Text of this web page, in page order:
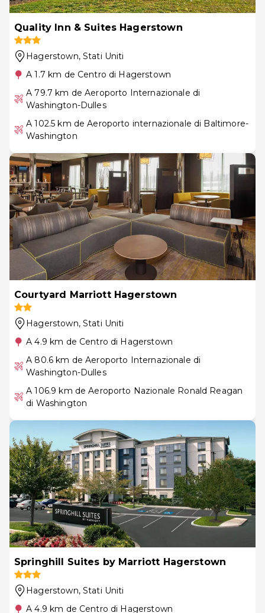
Quality Inn & Suites Hagerstown
Hagerstown, Stati Uniti
A 1.7 km de Centro di Hagerstown
A 79.7 km de Aeroporto Internazionale di
Washington-Dulles
A 102.5 km de Aeroporto internazionale di Baltimore-
Washington
Courtyard Marriott Hagerstown
Hagerstown, Stati Uniti
A 4.9 km de Centro di Hagerstown
A 80.6 km de Aeroporto Internazionale di
Washington-Dulles
A 106.9 km de Aeroporto Nazionale Ronald Reagan
di Washington
Springhill Suites by Marriott Hagerstown
Hagerstown, Stati Uniti
A 4.9 km de Centro di Hagerstown